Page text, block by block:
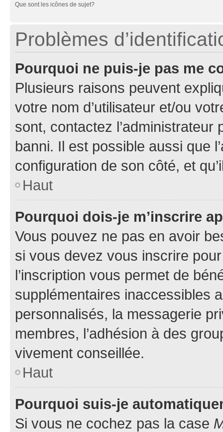
Que sont les icônes de sujet?
Problèmes
Pourquoi ne puis-je pas me
Plusieurs raisons peuvent
votre nom d’utilisateur et/ou
sont, contactez l’administrateur
banni. Il est possible aussi que
configuration de son côté, et
Haut
Pourquoi dois-je m’inscrire
Vous pouvez ne pas en avoir
si vous devez vous inscrire
l’inscription vous permet de
supplémentaires inaccessibles
personnalisés, la messagerie
membres, l’adhésion à des
vivement conseillée.
Haut
Pourquoi suis-je
Si vous ne cochez pas la case